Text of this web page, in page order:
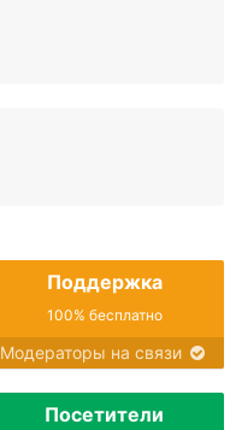
Поддержка
100% бесплатно
Модераторы на связи
Посетители